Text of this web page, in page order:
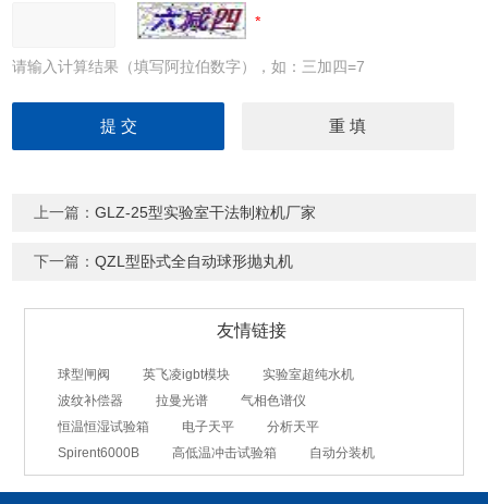
请输入计算结果（填写阿拉伯数字），如：三加四=7
上一篇：GLZ-25型实验室干法制粒机厂家
下一篇：QZL型卧式全自动球形抛丸机
友情链接
球型闸阀 英飞凌igbt模块
实验室超纯水机
波纹补偿器
拉曼光谱
气相色谱仪
恒温恒湿试验箱
电子天平
分析天平
Spirent6000B
高低温冲击试验箱 自动分装机